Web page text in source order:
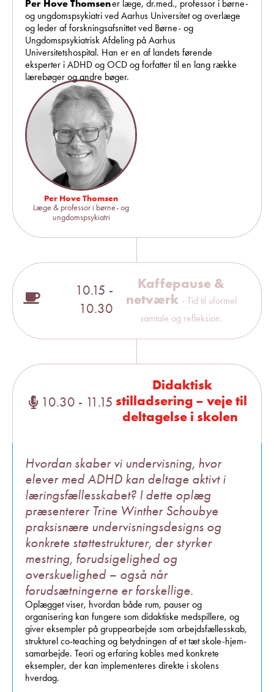
Per Hove Thomsen
Læge & professor i børne- og
ungdomspsykiatri
Per Hove Thomsener læge, dr.med., professor i børne-
og ungdomspsykiatri ved Aarhus Universitet og overlæge
og leder af forskningsafsnittet ved Børne- og
Ungdomspsykiatrisk Afdeling på Aarhus
Universitetshospital. Han er en af landets førende
eksperter i ADHD og OCD og forfatter til en lang række
lærebøger og andre bøger.
10.15 -
10.30
Kaffepause &
netværk - Tid til uformel
samtale og refleksion.
10.30 - 11.15
Didaktisk
stilladsering – veje til
deltagelse i skolen
Hvordan skaber vi undervisning, hvor
elever med ADHD kan deltage aktivt i
læringsfællesskabet? I dette oplæg
præsenterer Trine Winther Schoubye
praksisnære undervisningsdesigns og
konkrete støttestrukturer, der styrker
mestring, forudsigelighed og
overskuelighed – også når
forudsætningerne er forskellige.
Oplægget viser, hvordan både rum, pauser og
organisering kan fungere som didaktiske medspillere, og
giver eksempler på gruppearbejde som arbejdsfællesskab,
strukturel co-teaching og betydningen af et tæt skole-hjem-
samarbejde. Teori og erfaring kobles med konkrete
eksempler, der kan implementeres direkte i skolens
hverdag.